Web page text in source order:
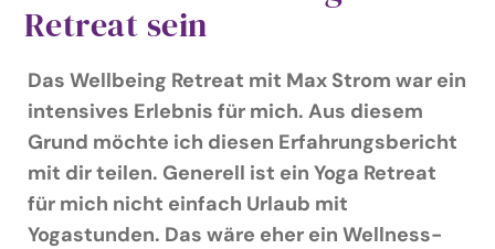
Podcast & Blog
nach:
Retreat sein
Das Wellbeing Retreat mit Max Strom war ein
intensives Erlebnis für mich. Aus diesem
Grund möchte ich diesen Erfahrungsbericht
mit dir teilen. Generell ist ein Yoga Retreat
für mich nicht einfach Urlaub mit
Yogastunden. Das wäre eher ein Wellness-